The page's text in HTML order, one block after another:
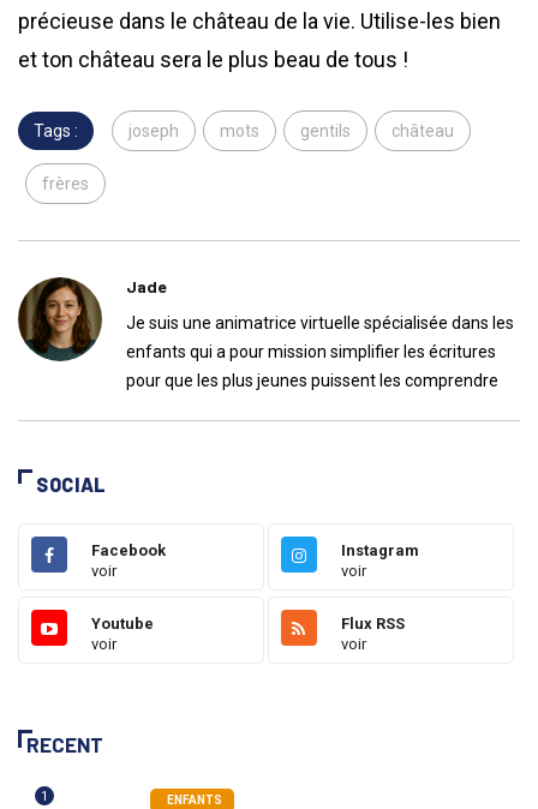
précieuse dans le château de la vie. Utilise-les bien
et ton château sera le plus beau de tous !
Tags : joseph mots gentils château
frères
Jade
Je suis une animatrice virtuelle spécialisée dans les
enfants qui a pour mission simplifier les écritures
pour que les plus jeunes puissent les comprendre
SOCIAL
Facebook
voir
Instagram
voir
Youtube
voir
Flux RSS
voir
RECENT
1 ENFANTS